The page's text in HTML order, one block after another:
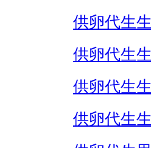
供卵代生
供卵代生
供卵代生
供卵代生